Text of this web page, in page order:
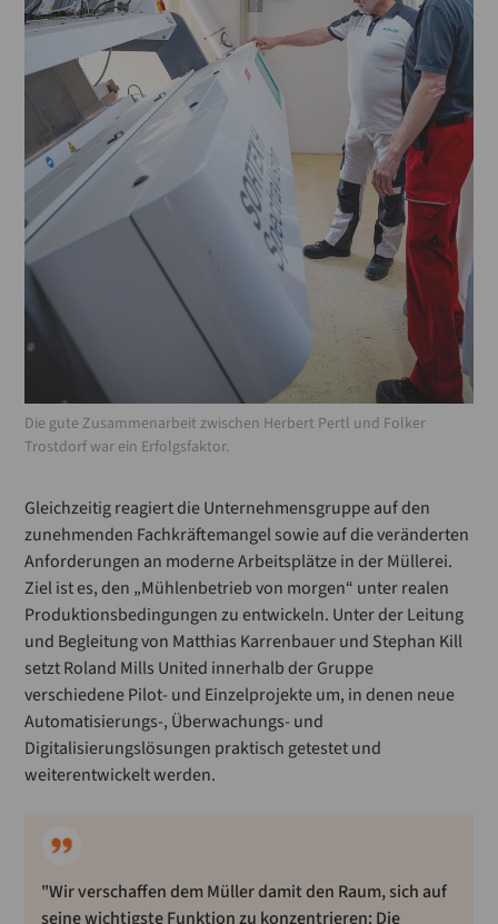
Die gute Zusammenarbeit zwischen Herbert Pertl und Folker
Trostdorf war ein Erfolgsfaktor.
Gleichzeitig reagiert die Unternehmensgruppe auf den
zunehmenden Fachkräftemangel sowie auf die veränderten
Anforderungen an moderne Arbeitsplätze in der Müllerei.
Ziel ist es, den „Mühlenbetrieb von morgen“ unter realen
Produktionsbedingungen zu entwickeln. Unter der Leitung
und Begleitung von Matthias Karrenbauer und Stephan Kill
setzt Roland Mills United innerhalb der Gruppe
verschiedene Pilot- und Einzelprojekte um, in denen neue
Automatisierungs-, Überwachungs- und
Digitalisierungslösungen praktisch getestet und
weiterentwickelt werden.
"Wir verschaffen dem Müller damit den Raum, sich auf
seine wichtigste Funktion zu konzentrieren: Die